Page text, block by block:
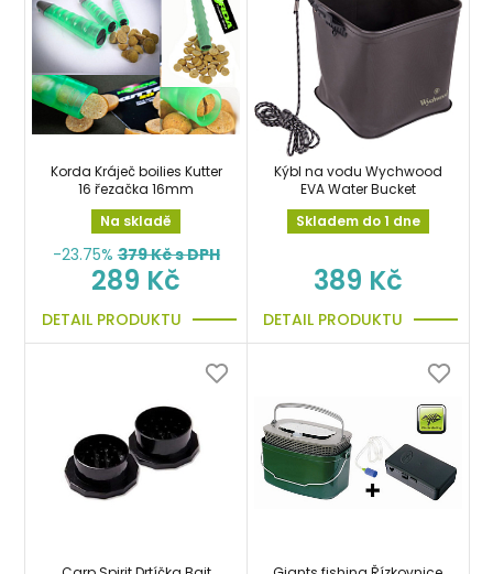
Korda Kráječ boilies Kutter
16 řezačka 16mm
Na skladě
-23.75% 379Kč s DPH
289 Kč
DETAIL PRODUKTU
Kýbl na vodu Wychwood
EVA Water Bucket
Skladem do 1 dne
389 Kč
DETAIL PRODUKTU